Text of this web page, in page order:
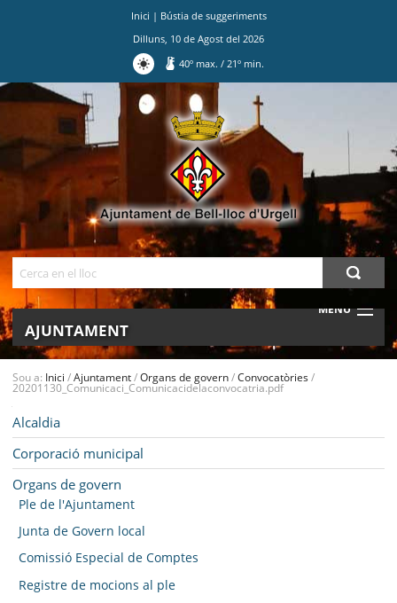
Inici | Bústia de suggeriments
Dilluns 10 de Agost del 2026
40º max./ 21º min.
MENU
AJUNTAMENT
BELL-LLOC SOLUCIONA
Sou a: Inici /Ajuntament/Organs de govern/Convocatòries/
20201130_Comunicaci_Comunicacidelaconvocatria.pdf
Alcaldia
Corporació municipal
Organs de govern
Ple de l'Ajuntament
Junta de Govern local
Comissió Especial de Comptes
Registre de mocions al ple